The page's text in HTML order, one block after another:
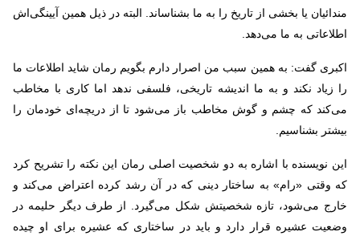
مندائیان یا بخشی از تاریخ را به ما بشناساند. البته در ذیل همین آیینگی‌اش
اطلاعاتی به ما می‌دهد.
اکبری گفت: به همین سبب من اصرار دارم بگویم رمان شاید اطلاعات ما
را زیاد نکند و به ما اندیشه تاریخی، فلسفی ندهد اما کاری با مخاطب
می‌کند که چشم و گوش مخاطب باز می‌شود تا از دریچه‌ای خودمان را
بیشتر بشناسیم.
این نویسنده با اشاره به دو شخصیت اصلی رمان این نکته را تشریح کرد
که وقتی «رام» به ساختار دینی که در آن رشد کرده اعتراض می‌کند و
خارج می‌شود، تازه شخصیتش شکل می‌گیرد. از طرف دیگر حلیمه در
وضعیت عشیره قرار دارد و باید در ساختاری که عشیره برای او چیده